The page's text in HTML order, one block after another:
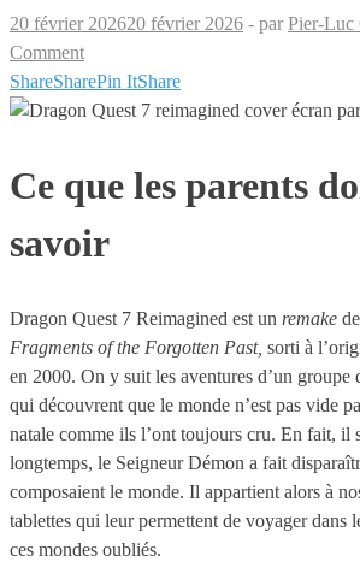
20 février 202620 février 2026 - par Pier-Luc
Comment
ShareSharePin ItShare
Ce que les parents
savoir
Dragon Quest 7 Reimagined est un remake de
Fragments of the Forgotten Past, sorti à
en 2000. On y suit les aventures d’un groupe
qui découvrent que le monde n’est pas vide
natale comme ils l’ont toujours cru. En fait, il
longtemps, le Seigneur Démon a fait
composaient le monde. Il appartient alors à
tablettes qui leur permettent de voyager dans
ces mondes oubliés.